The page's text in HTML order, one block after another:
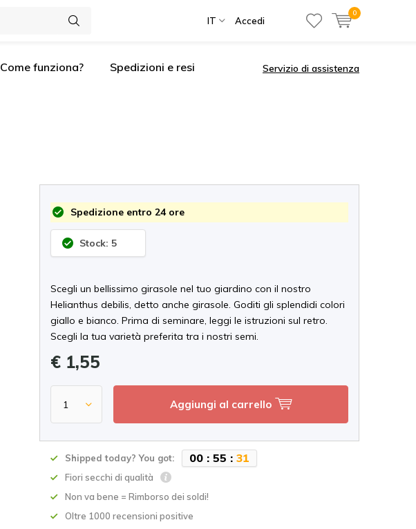
IT Accedi
0
Come funziona? Spedizioni e resi Servizio di assistenza
Spedizione entro 24 ore
Stock: 5
Scegli un bellissimo girasole nel tuo giardino con il nostro
Helianthus debilis, detto anche girasole. Goditi gli splendidi colori
giallo e bianco. Prima di seminare, leggi le istruzioni sul retro.
Scegli la tua varietà preferita tra i nostri semi.
€ 1,55
Aggiungi al carrello
Shipped today? You got: 00 :55 :31
Fiori secchi di qualità
Non va bene = Rimborso dei soldi!
Oltre 1000 recensioni positive